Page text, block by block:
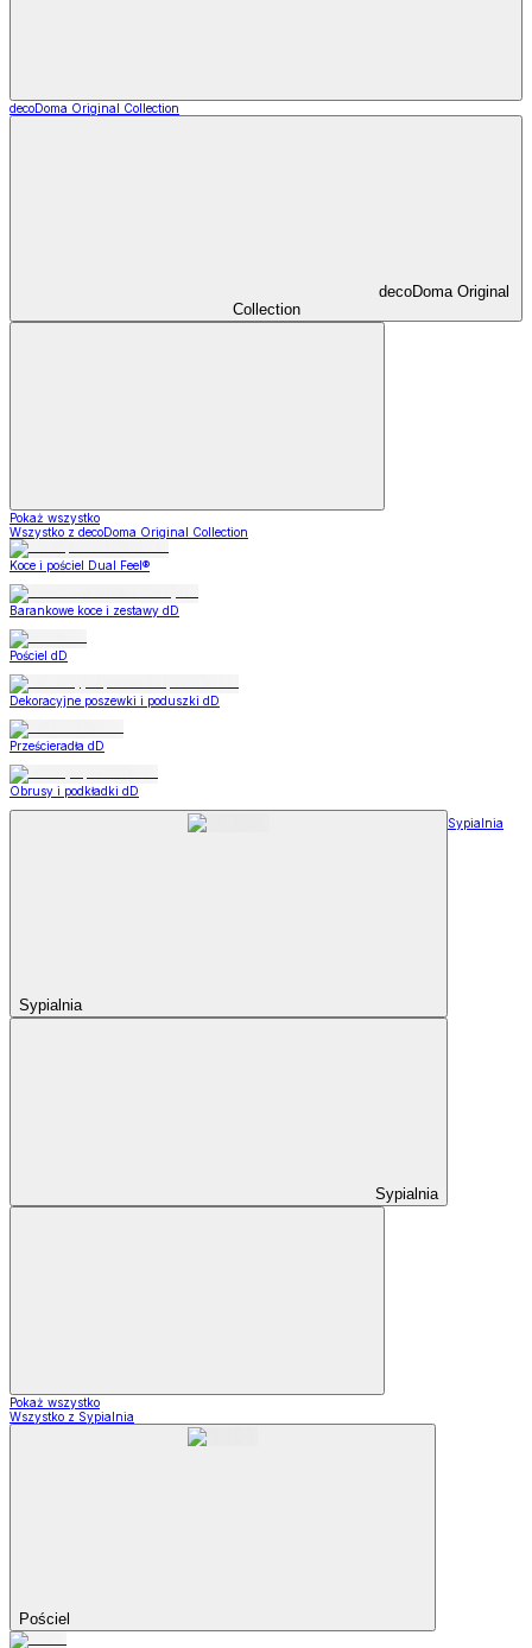
decoDoma Original Collection
decoDoma Original
Collection
Pokaż wszystko
Wszystko z decoDoma Original Collection
Koce i pościel Dual Feel®
Barankowe koce i zestawy dD
Pościel dD
Dekoracyjne poszewki i poduszki dD
Prześcieradła dD
Obrusy i podkładki dD
Sypialnia
Sypialnia
Sypialnia
Pokaż wszystko
Wszystko z Sypialnia
Pościel